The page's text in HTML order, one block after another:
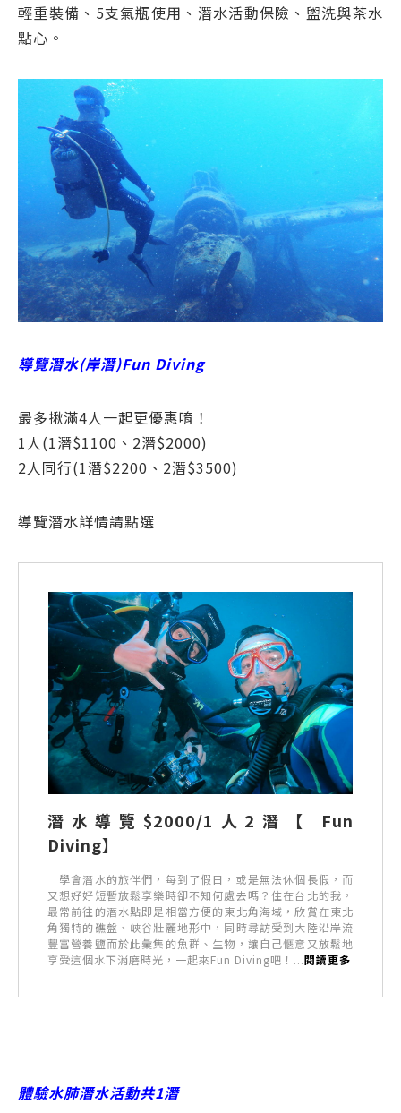
輕重裝備、5支氣瓶使用、潛水活動保險、盥洗與茶水
點心。
導覽潛水(岸潛)Fun Diving
最多揪滿4人一起更優惠唷！
1人(1潛$1100、2潛$2000)
2人同行(1潛$2200、2潛$3500)
導覽潛水詳情請點選
潛水導覽$2000/1人2潛【 Fun
Diving】
學會潛水的旅伴們，每到了假日，或是無法休個長假，而
又想好好短暫放鬆享樂時卻不知何處去嗎？住在台北的我，
最常前往的潛水點即是相當方便的東北角海域，欣賞在東北
角獨特的礁盤、峽谷壯麗地形中，同時尋訪受到大陸沿岸流
豐富營養鹽而於此彙集的魚群、生物，讓自己愜意又放鬆地
享受這個水下消磨時光，一起來Fun Diving吧！...閱讀更多
體驗水肺潛水活動共1潛